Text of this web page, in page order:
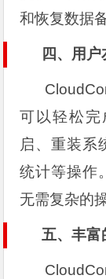
和恢复数据
四、用
可以轻松
启、重装系
统计等操作
无需复杂的
五、丰富